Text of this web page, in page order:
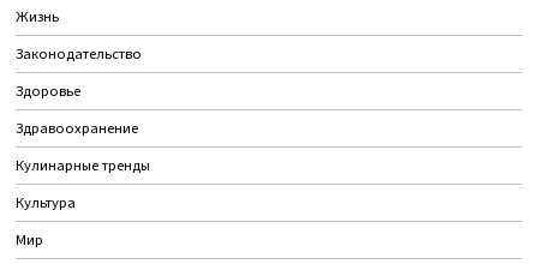
Жизнь
Законодательство
Здоровье
Здравоохранение
Кулинарные тренды
Культура
Мир